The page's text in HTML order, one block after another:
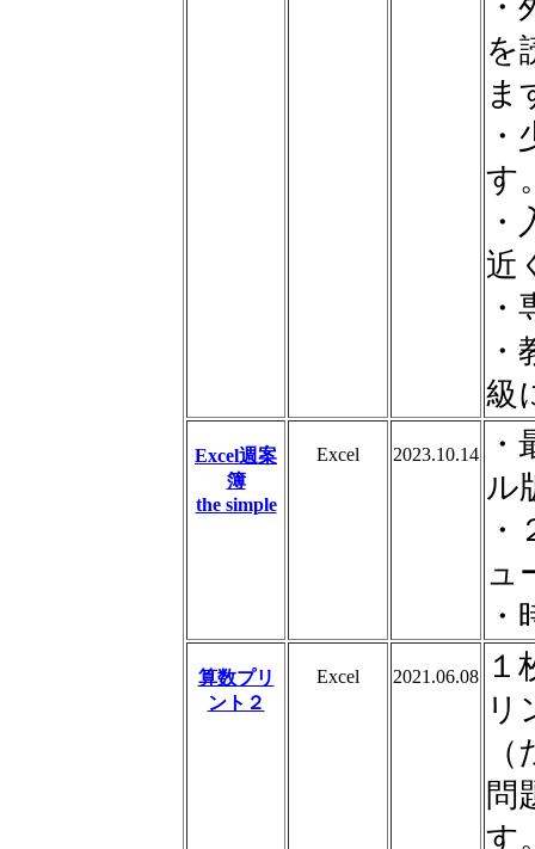
を
ま
す
近
級
Excel週案
簿
the simple
Excel 2023.10.14
ル
ュ
算数プリ
ント２
Excel 2021.06.08
１
リ
問
す